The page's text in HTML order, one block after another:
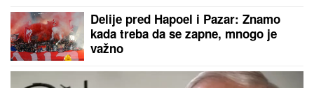
Delije pred Hapoel i Pazar: Znamo
kada treba da se zapne, mnogo je
važno